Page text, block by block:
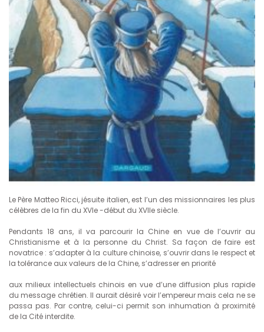
Le Père Matteo Ricci, jésuite italien, est l’un des missionnaires les plus
célèbres de la fin du XVIe -début du XVIIe siècle.
Pendants 18 ans, il va parcourir la Chine en vue de l’ouvrir au
Christianisme et à la personne du Christ. Sa façon de faire est
novatrice : s’adapter à la culture chinoise, s’ouvrir dans le respect et
la tolérance aux valeurs de la Chine, s’adresser en priorité
aux milieux intellectuels chinois en vue d’une diffusion plus rapide
du message chrétien. Il aurait désiré voir l’empereur mais cela ne se
passa pas. Par contre, celui-ci permit son inhumation à proximité
de la Cité interdite.